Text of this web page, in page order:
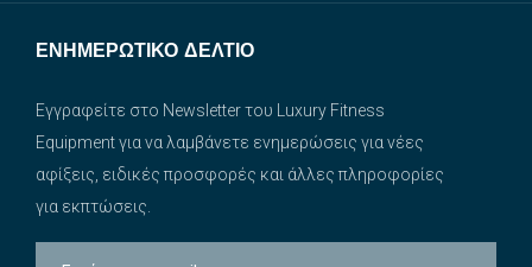
ΕΝΗΜΕΡΩΤΙΚΌ ΔΕΛΤΊΟ
Εγγραφείτε στο Newsletter του Luxury Fitness
Equipment για να λαμβάνετε ενημερώσεις για νέες
αφίξεις, ειδικές προσφορές και άλλες πληροφορίες
για εκπτώσεις.